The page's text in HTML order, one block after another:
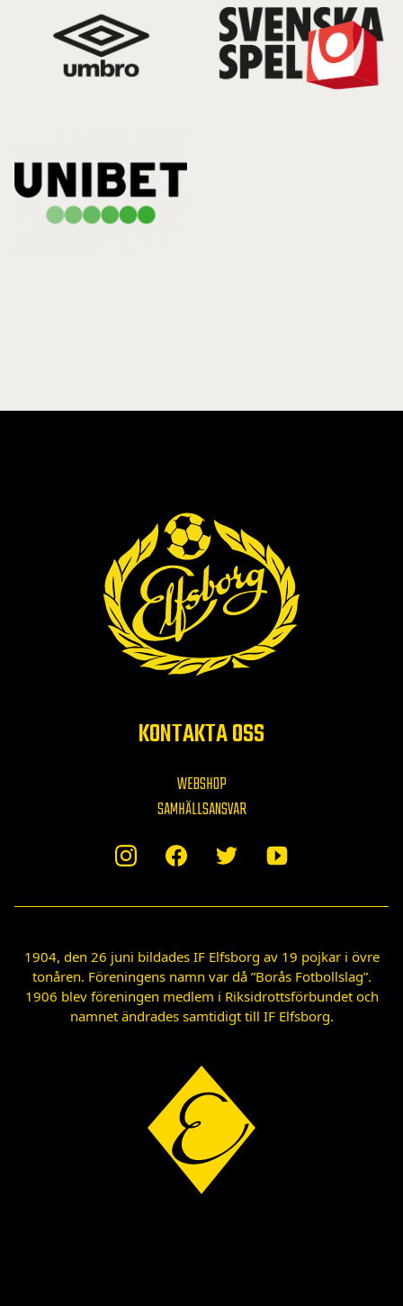
KONTAKTA OSS
WEBSHOP
SAMHÄLLSANSVAR
1904, den 26 juni bildades IF Elfsborg av 19 pojkar i övre
tonåren. Föreningens namn var då ”Borås Fotbollslag”.
1906 blev föreningen medlem i Riksidrottsförbundet och
namnet ändrades samtidigt till IF Elfsborg.